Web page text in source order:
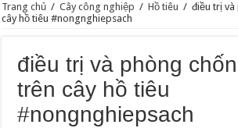
Trang chủ / Cây công nghiệp / Hồ tiêu / điều trị
cây hồ tiêu #nongnghiepsach
điều trị và phòng
trên cây hồ tiêu
#nongnghiepsach